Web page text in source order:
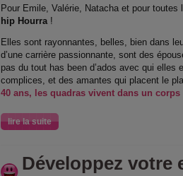
Pour Emile, Valérie, Natacha et pour
hip Hourra!
Elles sont rayonnantes, belles, bien dans
d’une carrière passionnante, sont des
pas du tout has been d’ados avec qui elles
complices, et des amantes qui placent le
40 ans, les quadras vivent dans un
lire la suite
Développez votre